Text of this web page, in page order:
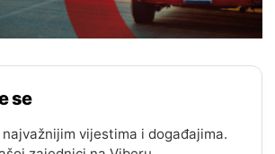
se
vijestima i događajima.